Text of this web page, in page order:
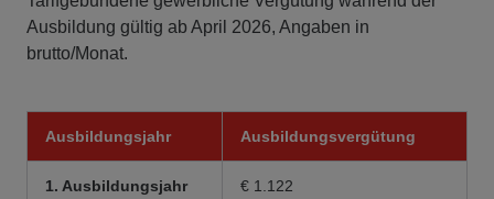
Ausbildung gültig ab April 2026, Angaben in
brutto/Monat.
Ausbildungsjahr Ausbildungsvergütung
1. Ausbildungsjahr € 1.122